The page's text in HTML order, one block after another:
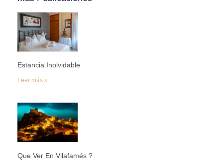
Estancia Inolvidable
Leer más »
Que Ver En Vilafamés ?